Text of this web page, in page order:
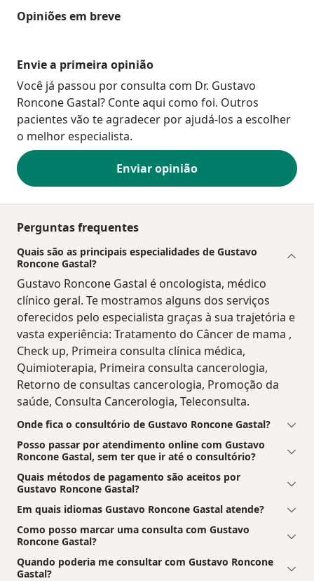
Opiniões em breve
Envie a primeira opinião
Você já passou por consulta com Dr. Gustavo
Roncone Gastal? Conte aqui como foi. Outros
pacientes vão te agradecer por ajudá-los a escolher
o melhor especialista.
Enviar opinião
Perguntas frequentes
Quais são as principais especialidades de Gustavo
Roncone Gastal?
Gustavo Roncone Gastal é oncologista, médico
clínico geral. Te mostramos alguns dos serviços
oferecidos pelo especialista graças à sua trajetória e
vasta experiência: Tratamento do Câncer de mama ,
Check up, Primeira consulta clínica médica,
Quimioterapia, Primeira consulta cancerologia,
Retorno de consultas cancerologia, Promoção da
saúde, Consulta Cancerologia, Teleconsulta.
Onde fica o consultório de Gustavo Roncone Gastal?
Posso passar por atendimento online com Gustavo
Roncone Gastal, sem ter que ir até o consultório?
Quais métodos de pagamento são aceitos por
Gustavo Roncone Gastal?
Em quais idiomas Gustavo Roncone Gastal atende?
Como posso marcar uma consulta com Gustavo
Roncone Gastal?
Quando poderia me consultar com Gustavo Roncone
Gastal?